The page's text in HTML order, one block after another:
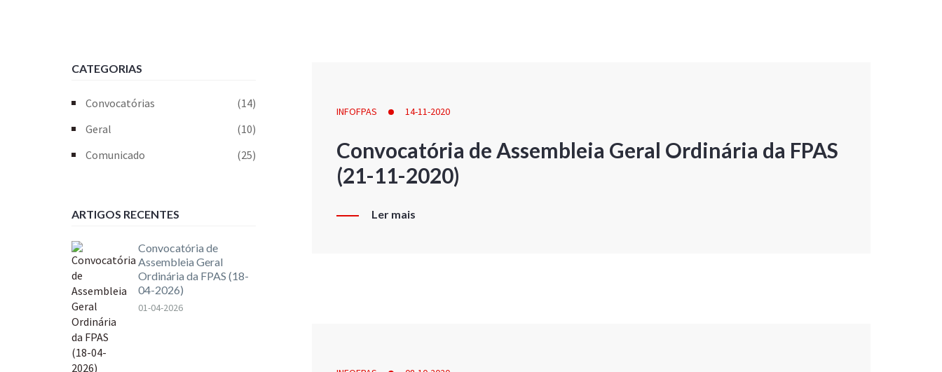
INFOFPAS 14-11-2020
Convocatória de Assembleia Geral Ordinária da FPAS
(21-11-2020)
Ler mais
CATEGORIAS
Convocatórias
(14)
Geral
(10)
Comunicado
(25)
ARTIGOS RECENTES
Convocatória de
Assembleia Geral
Ordinária da FPAS (18-
04-2026)
01-04-2026